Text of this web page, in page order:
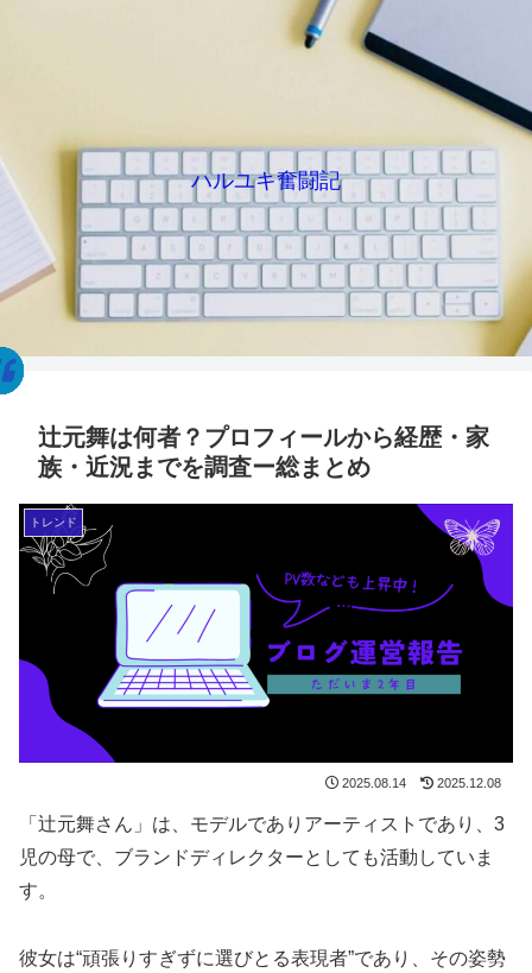
ハルユキ奮闘記
辻元舞は何者？プロフィールから経歴・家
族・近況までを調査ー総まとめ
トレンド
2025.08.14 2025.12.08
「辻元舞さん」は、モデルでありアーティストであり、3
児の母で、ブランドディレクターとしても活動していま
す。
彼女は“頑張りすぎずに選びとる表現者”であり、その姿勢